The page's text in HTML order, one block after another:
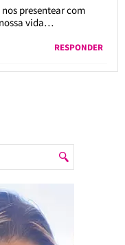
presentear com
vida…
RESPONDER